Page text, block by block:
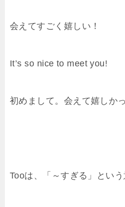
会えてすごく嬉しい！
It’s so nice to meet you!
初めまして。会えて嬉しか
Tooは、「～すぎる」という